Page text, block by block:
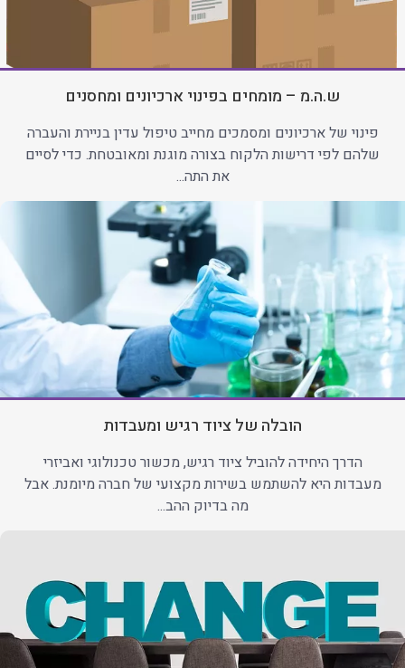
ש.ה.מ – מומחים בפינוי ארכיונים ומחסנים
פינוי של ארכיונים ומסמכים מחייב טיפול עדין בניירת והעברה
שלהם לפי דרישות הלקוח בצורה מוגנת ומאובטחת. כדי לסיים
את התה...
הובלה של ציוד רגיש ומעבדות
הדרך היחידה להוביל ציוד רגיש, מכשור טכנולוגי ואביזרי
מעבדות היא להשתמש בשירות מקצועי של חברה מיומנת. אבל
מה בדיוק ההב...